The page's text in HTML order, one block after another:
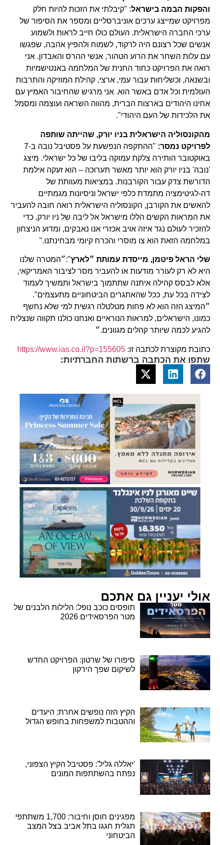
והפקות הבמה בישראל: "קיבלתי את הזכות להיות חלק
מפרויקט שמייצג ערכים אוניברסליים ומספר את הסיפור של
ערכי החברה הישראלית. העולם כולו חייב לראות ולשמוע
אנשים שכל רצונם היה לרקוד, לשמוח ולהפיץ אהבה, שפגשו
עם עלות השחר את הרוע הטהור, אנשי ההרס והאבדון. אני
רואה את הפרויקט כחוד החנית של המלחמה באנטישמיות
ובשנאה, וכשליחות עבור עמי, ארצי, קהילת המוזיקה והתרבות
העולמית וכל אדם באשר הוא. אני מרגיש שהחיבור האמיץ עם
אחינו היהודים בארצות הברית, מהווה השראה ועוצמה ומסמל
את הלכידות של העם היהודי".
מהקונסוליה הישראלית בניו יורק, שהייתה שותפה
לפרויקט נמסר:
"ההתקפה הנפשעת על פסטיבל נובה ב-7
באוקטובר הותירה צלקת עמוקה בליבו של כל ישראלי. מיצג
'נובה' בניו יורק הוא יותר מאשר תערוכה – הוא זעקה אילמת
הדורשת צדק עבור הקורבנות. במציאות מעוותת של
דה-לגיטימציה מתמדת כלפי ישראל וניסיונות מגמתיים
להאשים את הקורבן, הקונסוליה הישראלית רואה חובה להעביר
את המראות הקשים הללו מישראל אל ליבה של ניו יורק, כדי
להזכיר לעולם נגד איזה אויב אכזרי אנו נאבקים, ומדוע הניצחון
במלחמה הזאת הוא צו מוסרי והכרח קיומי מבחינתנו."
שלי הראל פיטמן, מייסדת עמותת ״לארץ":״המטרה שלנו
היא לא רק לעורר מודעות או להעביר מסר לציבור האמריקאי,
אלא לבסס קהילה איתנה שתתמוך בישראל ותמשיך לעמוד
לצידה בכל עת, ככל שהאתגרים הביטחוניים מתעצמים".
״המיצג הזה הוא לא פחות מטלטלה רגשית למי שלא נחשף
כמונו, הישראלים, למראות הנוראיים ואנחנו כולנו תקווה שנצליח
להגיע לכמה שיותר קהלים מגוונים.״
כתובת מקוצרת לכתבה זו: https://www.ias.co.il?p=155605
שתפו את הכתבה ברשתות החברתיות:
אולי יעניין גם אתכם
תופסים כוכב נופל: הלילות הלבנים של
מטר הפרסאידים 2026
סיפורו של שרטון: הפרויקט החדש
לשיקום שפך הירקון
הקיץ הזה נופשים אחרת: היעדים
וההטבות למשפחות בחופש הגדול
'יאללה גליל': פסטיבל הקיץ הצפוני,
נפתח בהשתתפות המונים
מפגינים חוסן וחיבור: 1,700 משתתפי
תגלית חגגו בתל אביב בצל המצב
הביטחוני